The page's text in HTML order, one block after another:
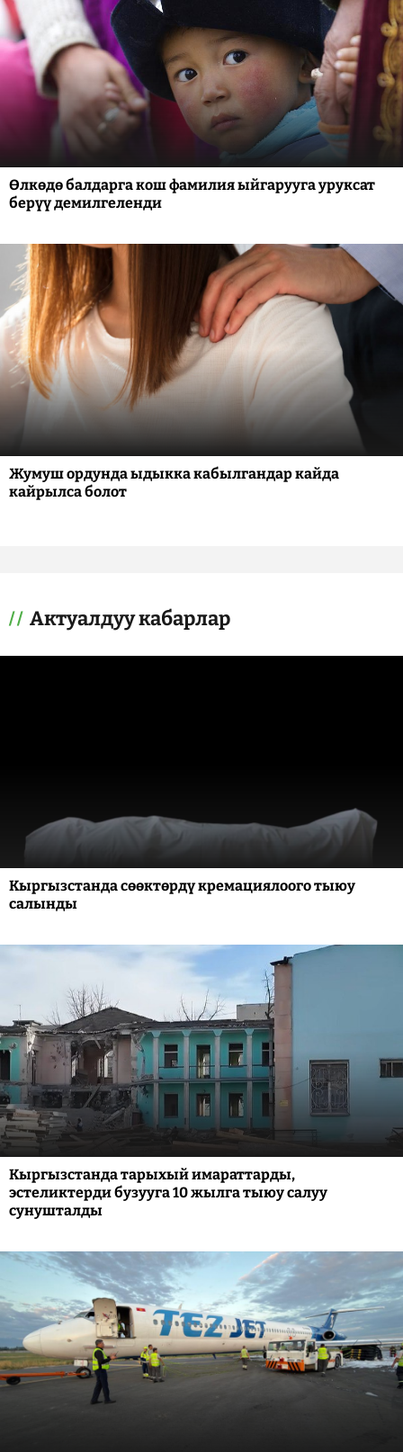
Өлкөдө балдарга кош фамилия ыйгарууга уруксат
берүү демилгеленди
Жумуш ордунда ыдыкка кабылгандар кайда
кайрылса болот
Актуалдуу кабарлар
Кыргызстанда сөөктөрдү кремациялоого тыюу
салынды
Кыргызстанда тарыхый имараттарды,
эстеликтерди бузууга 10 жылга тыюу салуу
сунушталды